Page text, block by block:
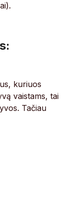
kuriuos
vaistams, tai
Tačiau